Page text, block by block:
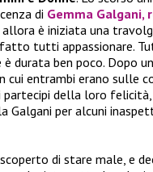
di Gemma Galgani,
allora è iniziata una
fatto tutti appassionare.
durata ben poco. Dopo
cui entrambi erano sulle
partecipi della loro felicità,
Galgani per alcuni
di stare male, e